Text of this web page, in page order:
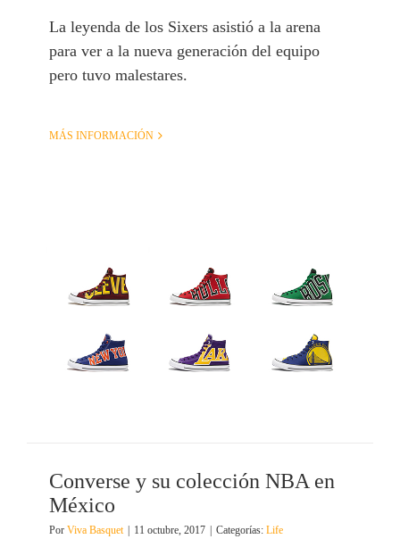
La leyenda de los Sixers asistió a la arena
para ver a la nueva generación del equipo
pero tuvo malestares.
MÁS INFORMACIÓN
Converse y su colección NBA en
México
Por Viva Basquet 11 octubre, 2017 Categorías: Life